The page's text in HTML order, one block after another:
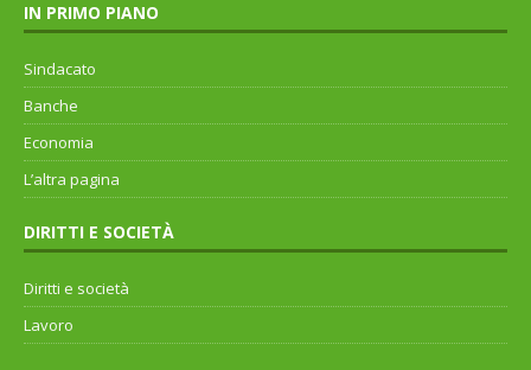
IN PRIMO PIANO
Sindacato
Banche
Economia
L’altra pagina
DIRITTI E SOCIETÀ
Diritti e società
Lavoro